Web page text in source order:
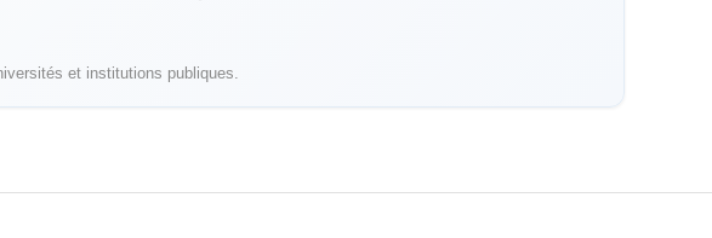
et institutions publiques.